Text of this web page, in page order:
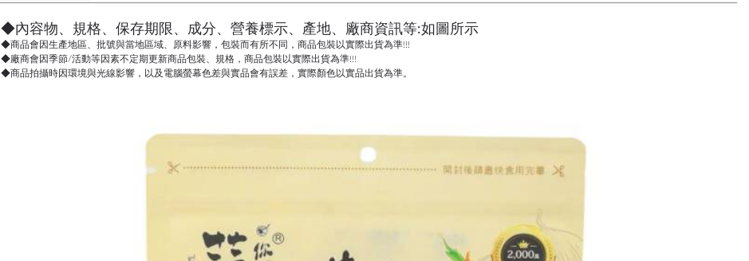
◆內容物、規格、保存期限、成分、營養標示、產地、廠商資訊等:如圖所示
◆商品會因生產地區、批號與當地區域、原料影響，包裝而有所不同，商品包裝以實際出貨為準!!!
◆廠商會因季節/活動等因素不定期更新商品包裝、規格，商品包裝以實際出貨為準!!!
◆商品拍攝時因環境與光線影響，以及電腦螢幕色差與實品會有誤差，實際顏色以實品出貨為準。